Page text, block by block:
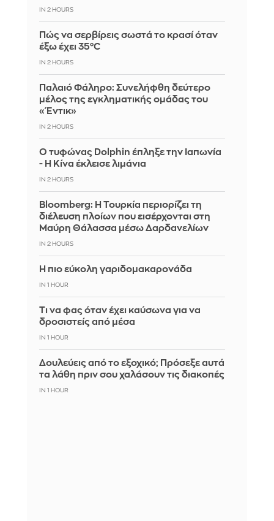
IN 2 HOURS
Πώς να σερβίρεις σωστά το κρασί όταν
έξω έχει 35°C
IN 2 HOURS
Παλαιό Φάληρο: Συνελήφθη δεύτερο
μέλος της εγκληματικής ομάδας του
«Έντικ»
IN 2 HOURS
Ο τυφώνας Dolphin έπληξε την Ιαπωνία
- Η Κίνα έκλεισε λιμάνια
IN 2 HOURS
Bloomberg: Η Τουρκία περιορίζει τη
διέλευση πλοίων που εισέρχονται στη
Μαύρη Θάλασσα μέσω Δαρδανελίων
IN 2 HOURS
Η πιο εύκολη γαριδομακαρονάδα
IN 1 HOUR
Τι να φας όταν έχει καύσωνα για να
δροσιστείς από μέσα
IN 1 HOUR
Δουλεύεις από το εξοχικό; Πρόσεξε αυτά
τα λάθη πριν σου χαλάσουν τις διακοπές
IN 1 HOUR